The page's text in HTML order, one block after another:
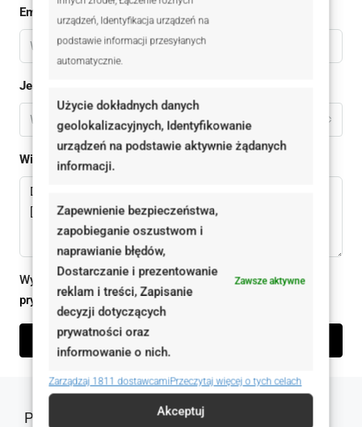
urządzeń, Identyfikacja urządzeń na
podstawie informacji przesyłanych
automatycznie.
Użycie dokładnych danych
geolokalizacyjnych, Identyfikowanie
urządzeń na podstawie aktywnie żądanych
informacji.
Zapewnienie bezpieczeństwa,
zapobieganie oszustwom i
naprawianie błędów,
Dostarczanie i prezentowanie
reklam i treści, Zapisanie
decyzji dotyczących
prywatności oraz
informowanie o nich.
Zawsze aktywne
Zarządzaj 1811 dostawcamiPrzeczytaj więcej o tych celach
Akceptuj
Email
Jestem
Wybierz
Wiadomomść
Wysyłając ten formularz zgadzam się zpolityką
prywatności
Wyślij zapytanie
Podobne oferty